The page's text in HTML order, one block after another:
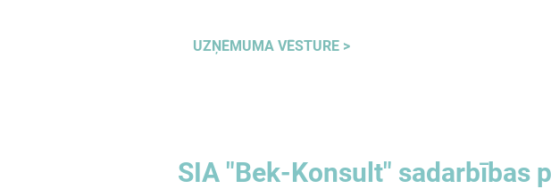
UZŅĒMUMA VĒSTURE >
SIA "Bek-Konsult" sadarbības